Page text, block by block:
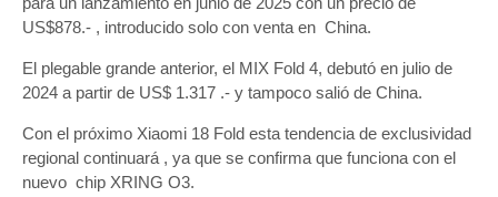
US$878.- , introducido solo con venta en China.
El plegable grande anterior, el MIX Fold 4, debutó en julio de
2024 a partir de US$ 1.317 .- y tampoco salió de China.
Con el próximo Xiaomi 18 Fold esta tendencia de exclusividad
regional continuará , ya que se confirma que funciona con el
nuevo chip XRING O3.